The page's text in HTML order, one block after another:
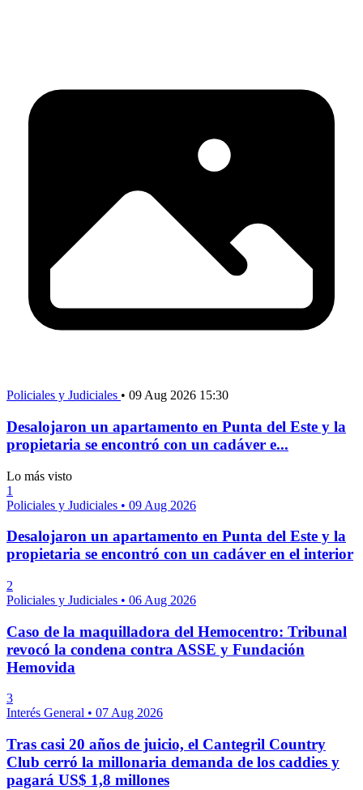
Policiales y Judiciales • 09 Aug 2026 15:30
Desalojaron un apartamento en Punta del Este y la
propietaria se encontró con un cadáver e...
Lo más visto
1
Policiales y Judiciales • 09 Aug 2026
Desalojaron un apartamento en Punta del Este y la
propietaria se encontró con un cadáver en el interior
2
Policiales y Judiciales • 06 Aug 2026
Caso de la maquilladora del Hemocentro: Tribunal
revocó la condena contra ASSE y Fundación
Hemovida
3
Interés General • 07 Aug 2026
Tras casi 20 años de juicio, el Cantegril Country
Club cerró la millonaria demanda de los caddies y
pagará US$ 1,8 millones